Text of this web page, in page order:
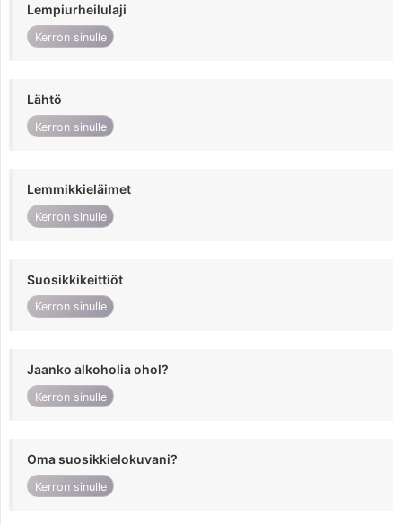
Lempiurheilulaji
Kerron sinulle
Lähtö
Kerron sinulle
Lemmikkieläimet
Kerron sinulle
Suosikkikeittiöt
Kerron sinulle
Jaanko alkoholia ohol?
Kerron sinulle
Oma suosikkielokuvani?
Kerron sinulle